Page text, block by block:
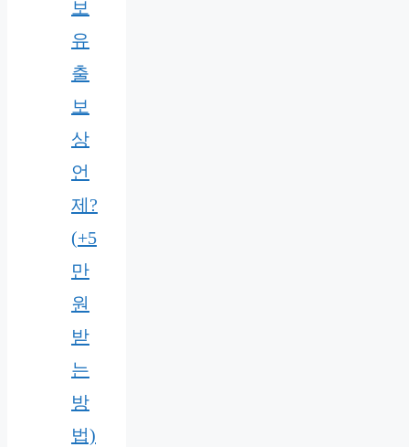
보
유
출
보
상
언
제?
(+5
만
원
받
는
방
법)